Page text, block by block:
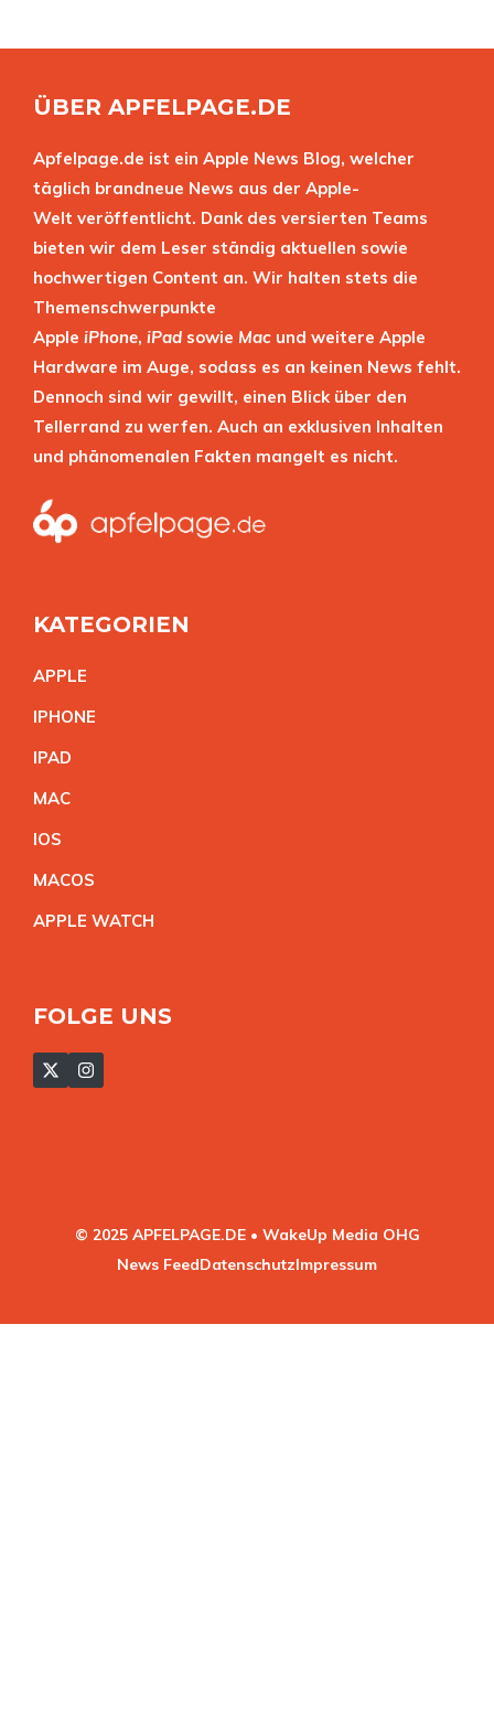
ÜBER APFELPAGE.DE
Apfelpage.de ist ein Apple News Blog, welcher
täglich brandneue News aus der Apple-
Welt veröffentlicht. Dank des versierten Teams
bieten wir dem Leser ständig aktuellen sowie
hochwertigen Content an. Wir halten stets die
Themenschwerpunkte
Apple iPhone, iPad sowie Mac und weitere Apple
Hardware im Auge, sodass es an keinen News fehlt.
Dennoch sind wir gewillt, einen Blick über den
Tellerrand zu werfen. Auch an exklusiven Inhalten
und phänomenalen Fakten mangelt es nicht.
KATEGORIEN
APPLE
IPHONE
IPAD
MAC
IOS
MACOS
APPLE WATCH
FOLGE UNS
© 2025 APFELPAGE.DE • WakeUp Media OHG
News FeedDatenschutzImpressum